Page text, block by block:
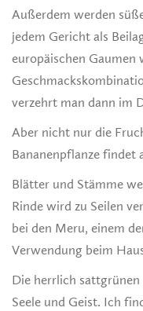
Außerdem werden
jedem Gericht als
europäischen Gaumen
verzehrt man dann im
Aber nicht nur die
Bananenpflanze findet
Blätter und Stämme
Rinde wird zu Seilen
bei den Meru, einem
Verwendung beim
Die herrlich
Seele und Geist. Ich